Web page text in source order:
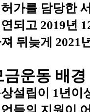
가를 담당한
되고 2019년
뒤늦게 2021
금운동 배경
설립이 1년이